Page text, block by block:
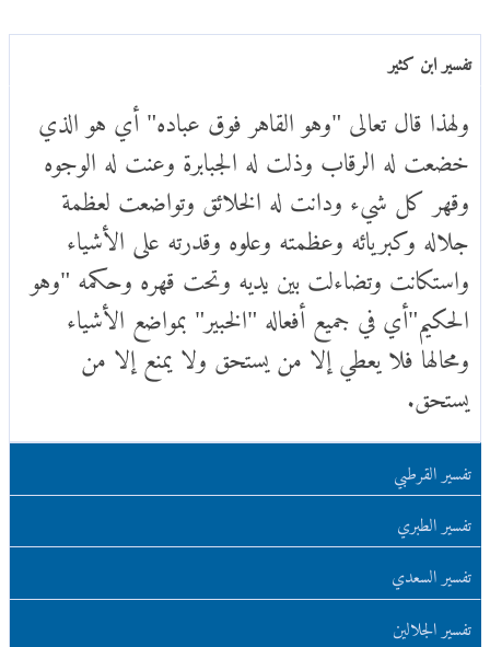
تفسير ابن كثير
ولهذا قال تعالى "وهو القاهر فوق عباده" أي هو الذي
خضعت له الرقاب وذلت له الجبابرة وعنت له الوجوه
وقهر كل شيء ودانت له الخلائق وتواضعت لعظمة
جلاله وكبريائه وعظمته وعلوه وقدرته على الأشياء
واستكانت وتضاءلت بين يديه وتحت قهره وحكمه "وهو
الحكيم"أي في جميع أفعاله "الخبير" بمواضع الأشياء
ومحالها فلا يعطي إلا من يستحق ولا يمنع إلا من
يستحق.
تفسير القرطبي
تفسير الطبري
تفسير السعدي
تفسير الجلالين